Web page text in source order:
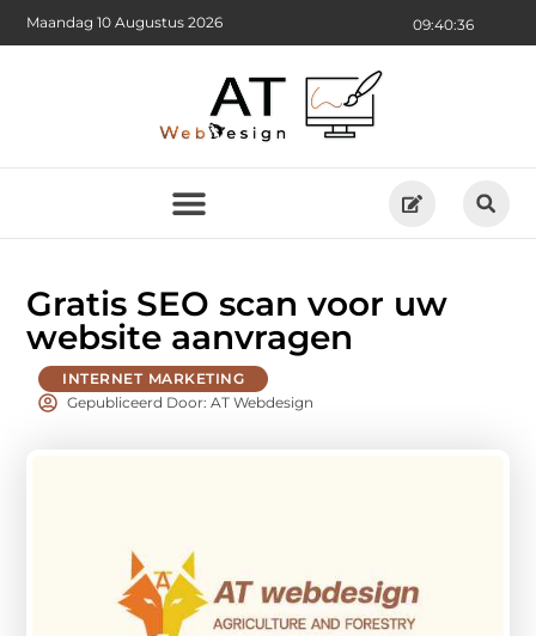
09:40:37
Maandag 10 Augustus 2026
Gratis SEO scan voor uw
website aanvragen
INTERNET MARKETING
Gepubliceerd Door: AT Webdesign